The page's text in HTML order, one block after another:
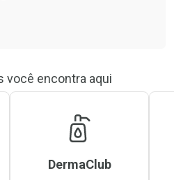
você encontra aqui
DermaClub